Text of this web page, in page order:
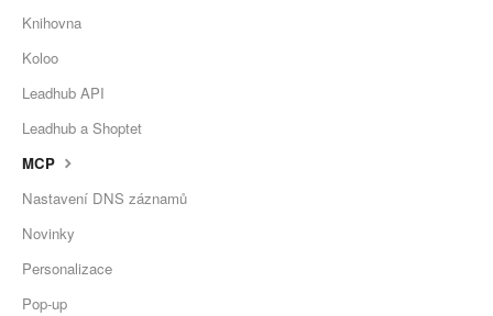
Knihovna
Koloo
Leadhub API
Leadhub a Shoptet
MCP
Nastavení DNS záznamů
Novinky
Personalizace
Pop-up